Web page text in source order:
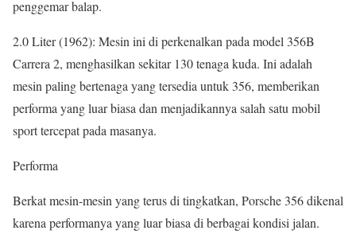
penggemar balap.
2.0 Liter (1962): Mesin ini di perkenalkan pada model 356B
Carrera 2, menghasilkan sekitar 130 tenaga kuda. Ini adalah
mesin paling bertenaga yang tersedia untuk 356, memberikan
performa yang luar biasa dan menjadikannya salah satu mobil
sport tercepat pada masanya.
Performa
Berkat mesin-mesin yang terus di tingkatkan, Porsche 356 dikenal
karena performanya yang luar biasa di berbagai kondisi jalan.